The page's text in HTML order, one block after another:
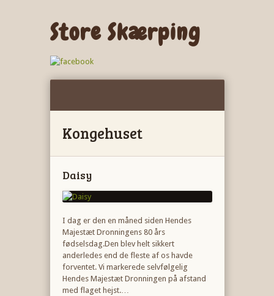
Store Skærping
Kongehuset
Daisy
I dag er den en måned siden Hendes
Majestæt Dronningens 80 års
fødselsdag.Den blev helt sikkert
anderledes end de fleste af os havde
forventet. Vi markerede selvfølgelig
Hendes Majestæt Dronningen på afstand
med flaget hejst.…